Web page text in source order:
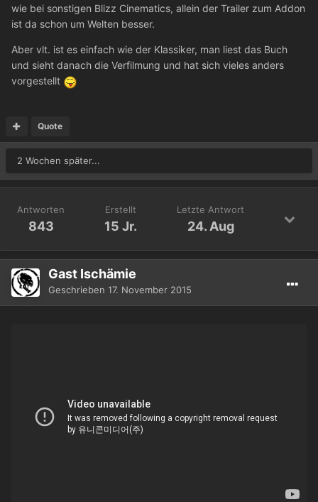
wie bei sonstigen Blizz Cinematics, allein der Trailer zum Addon
ist da schon um Welten besser.
Aber vlt. ist es einfach wie der Klassiker, man liest das Buch
und sieht danach die Verfilmung und hat sich vieles anders
vorgestellt
Quote
2 Wochen später...
Antworten
843
Erstellt
15 Jr.
Letzte Antwort
24. Aug
Gast Ischämie
Geschrieben 17. November 2015